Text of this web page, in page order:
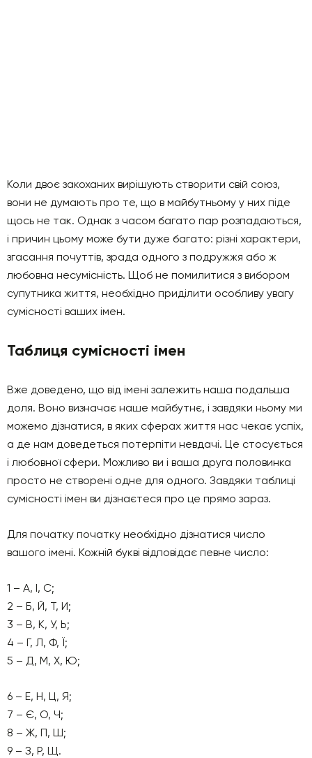
Коли двоє закоханих вирішують створити свій союз,
вони не думають про те, що в майбутньому у них піде
щось не так. Однак з часом багато пар розпадаються,
і причин цьому може бути дуже багато: різні характери,
згасання почуттів, зрада одного з подружжя або ж
любовна несумісність. Щоб не помилитися з вибором
супутника життя, необхідно приділити особливу увагу
сумісності ваших імен.
Таблиця сумісності імен
Вже доведено, що від імені залежить наша подальша
доля. Воно визначає наше майбутнє, і завдяки ньому ми
можемо дізнатися, в яких сферах життя нас чекає успіх,
а де нам доведеться потерпіти невдачі. Це стосується
і любовної сфери. Можливо ви і ваша друга половинка
просто не створені одне для одного. Завдяки таблиці
сумісності імен ви дізнаєтеся про це прямо зараз.
Для початку початку необхідно дізнатися число
вашого імені. Кожній букві відповідає певне число:
1 – А, І, С;
2 – Б, Й, Т, И;
3 – В, К, У, Ь;
4 – Г, Л, Ф, Ї;
5 – Д, М, Х, Ю;
6 – Е, Н, Ц, Я;
7 – Є, О, Ч;
8 – Ж, П, Ш;
9 – З, Р, Щ.